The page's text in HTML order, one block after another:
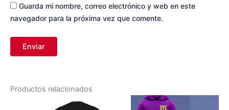
Guarda mi nombre, correo electrónico y web en este
navegador para la próxima vez que comente.
Productos relacionados
Este